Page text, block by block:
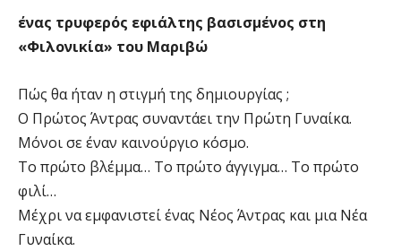
ένας τρυφερός εφιάλτης βασισμένος στη
«Φιλονικία» του Μαριβώ
Πώς θα ήταν η στιγμή της δημιουργίας ;
Ο Πρώτος Άντρας συναντάει την Πρώτη Γυναίκα.
Μόνοι σε έναν καινούργιο κόσμο.
Το πρώτο βλέμμα… Το πρώτο άγγιγμα… Το πρώτο
φιλί…
Μέχρι να εμφανιστεί ένας Νέος Άντρας και μια Νέα
Γυναίκα.